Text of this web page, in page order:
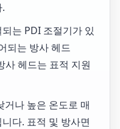
는 PDI 조절기가 있
되는 방사 헤드
헤드는 표적 지원
거나 높은 온도로 매
다. 표적 및 방사면